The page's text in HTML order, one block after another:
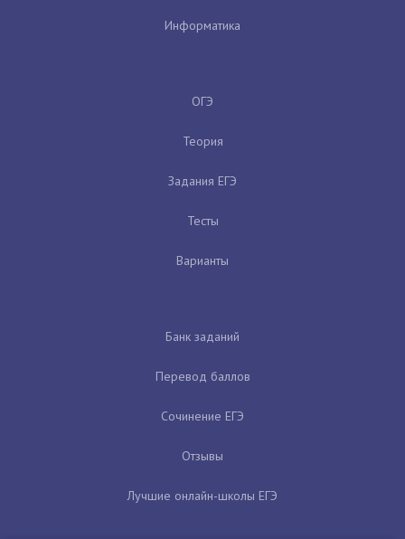
Информатика
ОГЭ
Теория
Задания ЕГЭ
Тесты
Варианты
Банк заданий
Перевод баллов
Сочинение ЕГЭ
Отзывы
Лучшие онлайн-школы ЕГЭ